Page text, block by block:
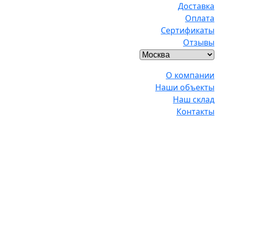
Доставка
Оплата
Сертификаты
Отзывы
О компании
Наши объекты
Наш склад
Контакты